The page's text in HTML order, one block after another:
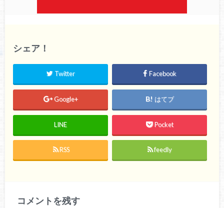
シェア！
Twitter Facebook
Google+ はてブ
LINE Pocket
RSS feedly
コメントを残す